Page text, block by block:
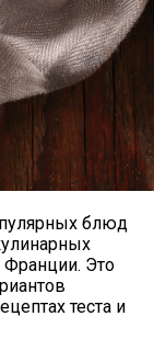
News
Ratingtelling
Лучших Вин
блюд
Франции. Это
теста и